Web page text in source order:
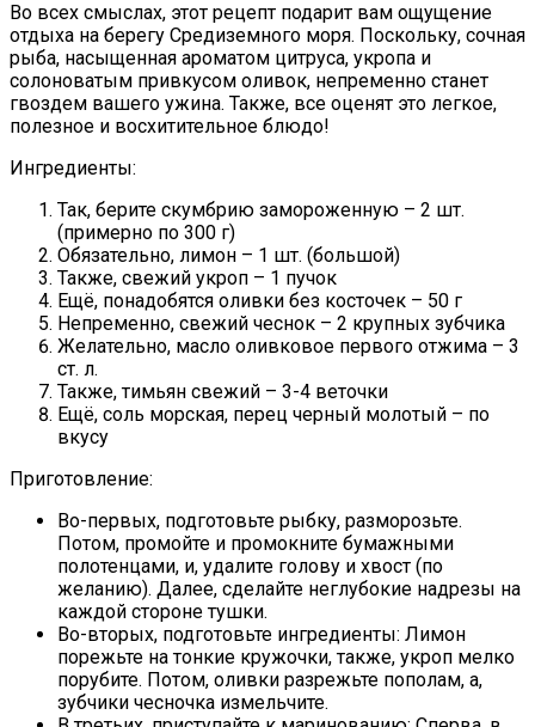
Во всех смыслах, этот рецепт подарит вам ощущение
отдыха на берегу Средиземного моря. Поскольку, сочная
рыба, насыщенная ароматом цитруса, укропа и
солоноватым привкусом оливок, непременно станет
гвоздем вашего ужина. Также, все оценят это легкое,
полезное и восхитительное блюдо!
Ингредиенты:
Так, берите скумбрию замороженную – 2 шт.
(примерно по 300 г)
Обязательно, лимон – 1 шт. (большой)
Также, свежий укроп – 1 пучок
Ещё, понадобятся оливки без косточек – 50 г
Непременно, свежий чеснок – 2 крупных зубчика
Желательно, масло оливковое первого отжима – 3
ст. л.
Также, тимьян свежий – 3-4 веточки
Ещё, соль морская, перец черный молотый – по
вкусу
Приготовление:
Во-первых, подготовьте рыбку, разморозьте.
Потом, промойте и промокните бумажными
полотенцами, и, удалите голову и хвост (по
желанию). Далее, сделайте неглубокие надрезы на
каждой стороне тушки.
Во-вторых, подготовьте ингредиенты: Лимон
порежьте на тонкие кружочки, также, укроп мелко
порубите. Потом, оливки разрежьте пополам, а,
зубчики чесночка измельчите.